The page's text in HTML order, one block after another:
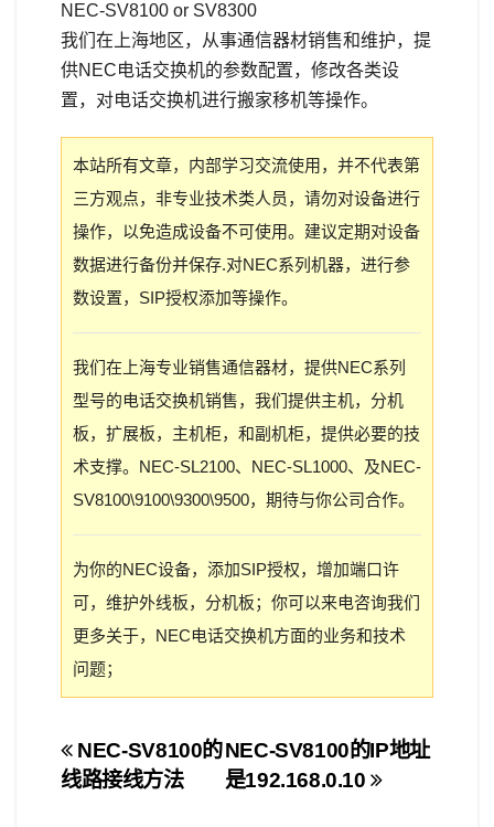
NEC-SV8100 or SV8300
我们在上海地区，从事通信器材销售和维护，提
供NEC电话交换机的参数配置，修改各类设
置，对电话交换机进行搬家移机等操作。
本站所有文章，内部学习交流使用，并不代表第
三方观点，非专业技术类人员，请勿对设备进行
操作，以免造成设备不可使用。建议定期对设备
数据进行备份并保存.对NEC系列机器，进行参
数设置，SIP授权添加等操作。
我们在上海专业销售通信器材，提供NEC系列
型号的电话交换机销售，我们提供主机，分机
板，扩展板，主机柜，和副机柜，提供必要的技
术支撑。NEC-SL2100、NEC-SL1000、及NEC-
SV8100\9100\9300\9500，期待与你公司合作。
为你的NEC设备，添加SIP授权，增加端口许
可，维护外线板，分机板；你可以来电咨询我们
更多关于，NEC电话交换机方面的业务和技术
问题；
文
章
NEC-SV8100的IP地址
是192.168.0.10
NEC-SV8100的
线路接线方法